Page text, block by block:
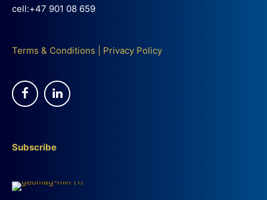
cell:+47 901 08 659
Terms & Conditions Privacy Policy
Subscribe